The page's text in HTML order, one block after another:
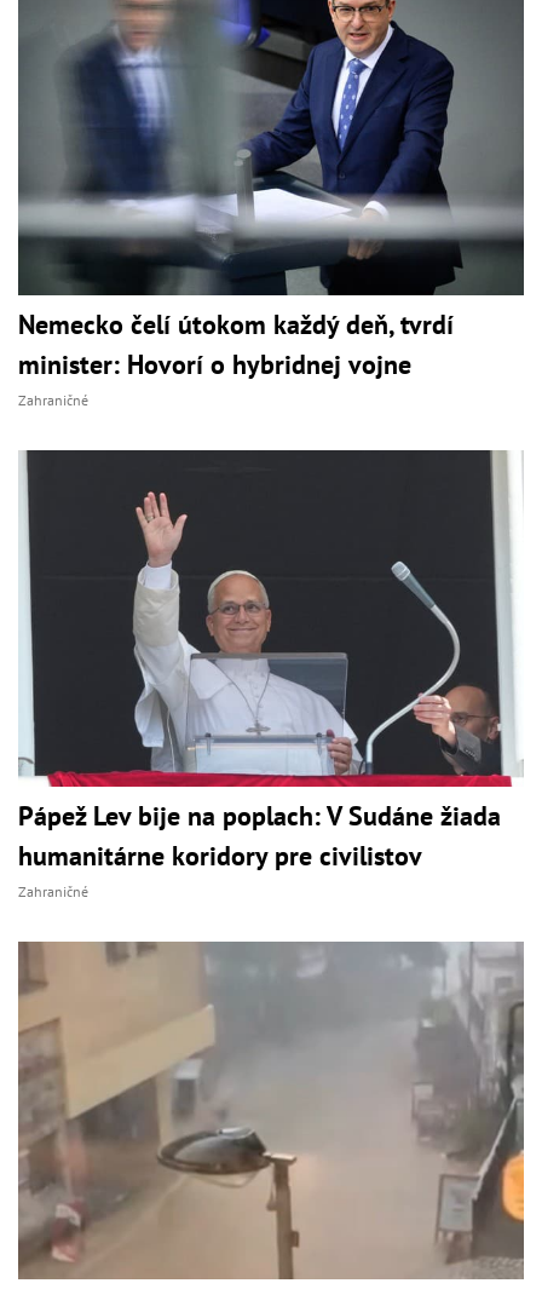
Nemecko čelí útokom každý deň, tvrdí
minister: Hovorí o hybridnej vojne
Zahraničné
Pápež Lev bije na poplach: V Sudáne žiada
humanitárne koridory pre civilistov
Zahraničné